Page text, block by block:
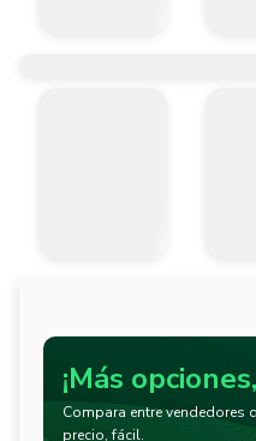
¡Más
Compara entre vendedores
precio, fácil.